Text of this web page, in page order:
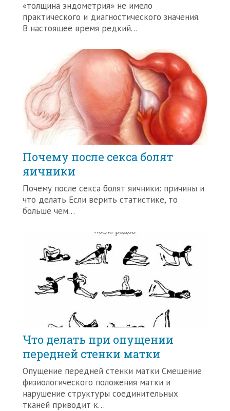
«толщина эндометрия» не имело
практического и диагностического значения.
В настоящее время редкий…
Почему после секса болят
яичники
Почему после секса болят яичники: причины и
что делать Если верить статистике, то
больше чем…
Что делать при опущении
передней стенки матки
Опущение передней стенки матки Смещение
физиологического положения матки и
нарушение структуры соединительных
тканей приводит к…